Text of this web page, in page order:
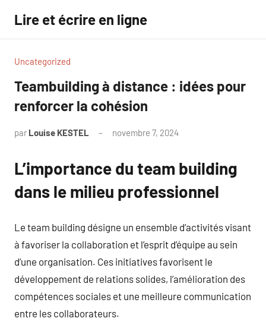
contenu
Lire et écrire en ligne
Uncategorized
Teambuilding à distance : idées pour
renforcer la cohésion
par Louise KESTEL novembre 7, 2024
L’importance du team building
dans le milieu professionnel
Le team building désigne un ensemble d’activités visant
à favoriser la collaboration et l’esprit d’équipe au sein
d’une organisation. Ces initiatives favorisent le
développement de relations solides, l’amélioration des
compétences sociales et une meilleure communication
entre les collaborateurs.